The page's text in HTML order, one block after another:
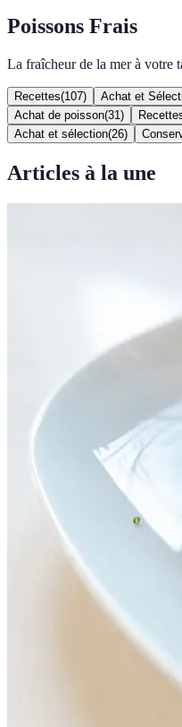
Poissons Frais
La fraîcheur de la mer à votre
Recettes(107) Achat et
Achat de poisson(31 )
Achat et sélection(26)
Articles à la une